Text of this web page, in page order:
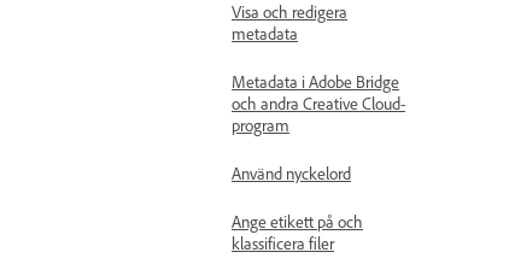
Visa och redigera
metadata
Metadata i Adobe Bridge
och andra Creative Cloud-
program
Använd nyckelord
Ange etikett på och
klassificera filer